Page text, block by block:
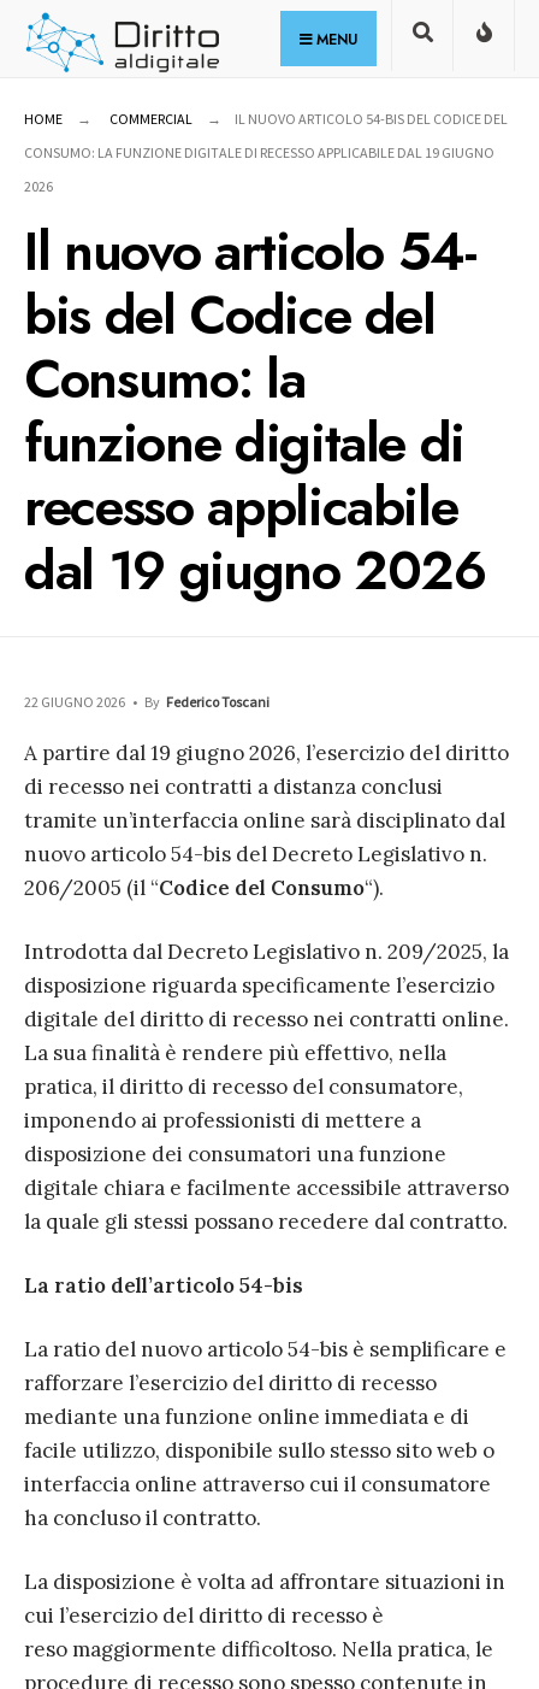
Skip
MENU
HOME COMMERCIAL
IL NUOVO ARTICOLO 54-BIS DEL CODICE DEL
CONSUMO: LA FUNZIONE DIGITALE DI RECESSO APPLICABILE DAL 19 GIUGNO
2026
Il nuovo articolo 54-
bis del Codice del
Consumo: la
funzione digitale di
recesso applicabile
dal 19 giugno 2026
22 GIUGNO 2026 • By Federico Toscani
A partire dal 19 giugno 2026, l’esercizio del diritto
di recesso nei contratti a distanza conclusi
tramite un’interfaccia online sarà disciplinato dal
nuovo articolo 54-bis del Decreto Legislativo n.
206/2005 (il “Codice del Consumo“).
Introdotta dal Decreto Legislativo n. 209/2025, la
disposizione riguarda specificamente l’esercizio
digitale del diritto di recesso nei contratti online.
La sua finalità è rendere più effettivo, nella
pratica, il diritto di recesso del consumatore,
imponendo ai professionisti di mettere a
disposizione dei consumatori una funzione
digitale chiara e facilmente accessibile attraverso
la quale gli stessi possano recedere dal contratto.
La ratio dell’articolo 54-bis
La ratio del nuovo articolo 54-bis è semplificare e
rafforzare l’esercizio del diritto di recesso
mediante una funzione online immediata e di
facile utilizzo, disponibile sullo stesso sito web o
interfaccia online attraverso cui il consumatore
ha concluso il contratto.
La disposizione è volta ad affrontare situazioni in
cui l’esercizio del diritto di recesso è
reso maggiormente difficoltoso. Nella pratica, le
procedure di recesso sono spesso contenute in